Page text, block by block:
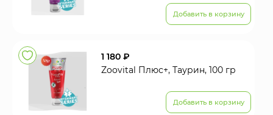
Добавить в корзину
1 180 ₽
Zoovital Плюс+, Таурин, 100 гр
Добавить в корзину